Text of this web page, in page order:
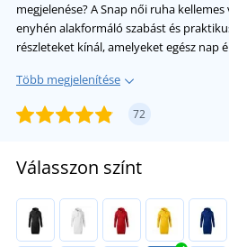
megjelenése? A Snap női ruha
enyhén alakformáló szabást és
részleteket kínál, amelyeket egész nap
Több megjelenítése
72
Válasszon színt